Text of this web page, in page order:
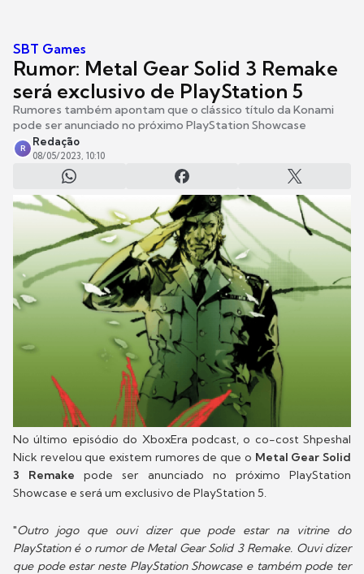
SBT Games
Rumor: Metal Gear Solid 3 Remake
será exclusivo de PlayStation 5
Rumores também apontam que o clássico título da Konami
pode ser anunciado no próximo PlayStation Showcase
R
Redação
08/05/2023, 10:10
No último episódio do XboxEra podcast, o co-cost Shpeshal
Nick revelou que existem rumores de que o Metal Gear Solid
3 Remake pode ser anunciado no próximo PlayStation
Showcase e será um exclusivo de PlayStation 5.
"Outro jogo que ouvi dizer que pode estar na vitrine do
PlayStation é o rumor de Metal Gear Solid 3 Remake. Ouvi dizer
que pode estar neste PlayStation Showcase e também pode ter